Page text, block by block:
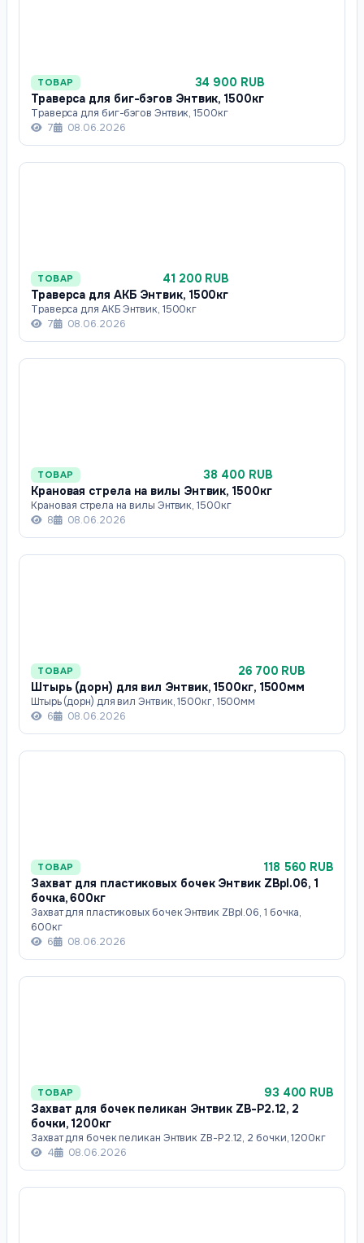
ТОВАР
34 900 RUB
Траверса для биг-бэгов Энтвик, 1500кг
Траверса для биг-бэгов Энтвик, 1500кг
7
08.06.2026
ТОВАР
41 200 RUB
Траверса для АКБ Энтвик, 1500кг
Траверса для АКБ Энтвик, 1500кг
7
08.06.2026
ТОВАР
38 400 RUB
Крановая стрела на вилы Энтвик, 1500кг
Крановая стрела на вилы Энтвик, 1500кг
8
08.06.2026
ТОВАР
26 700 RUB
Штырь (дорн) для вил Энтвик, 1500кг, 1500мм
Штырь (дорн) для вил Энтвик, 1500кг, 1500мм
6
08.06.2026
ТОВАР
118 560 RUB
Захват для пластиковых бочек Энтвик ZBpl.06, 1
бочка, 600кг
Захват для пластиковых бочек Энтвик ZBpl.06, 1 бочка,
600кг
6
08.06.2026
ТОВАР
93 400 RUB
Захват для бочек пеликан Энтвик ZB-P2.12, 2
бочки, 1200кг
Захват для бочек пеликан Энтвик ZB-P2.12, 2 бочки, 1200кг
4
08.06.2026